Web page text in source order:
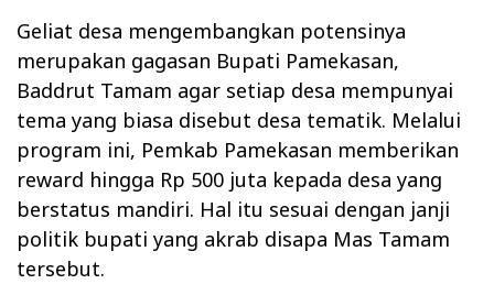
Geliat desa mengembangkan potensinya
merupakan gagasan Bupati Pamekasan,
Baddrut Tamam agar setiap desa mempunyai
tema yang biasa disebut desa tematik. Melalui
program ini, Pemkab Pamekasan memberikan
reward hingga Rp 500 juta kepada desa yang
berstatus mandiri. Hal itu sesuai dengan janji
politik bupati yang akrab disapa Mas Tamam
tersebut.